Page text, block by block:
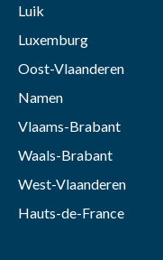
Luik
Luxemburg
Oost-Vlaanderen
Namen
Vlaams-Brabant
Waals-Brabant
West-Vlaanderen
Hauts-de-France